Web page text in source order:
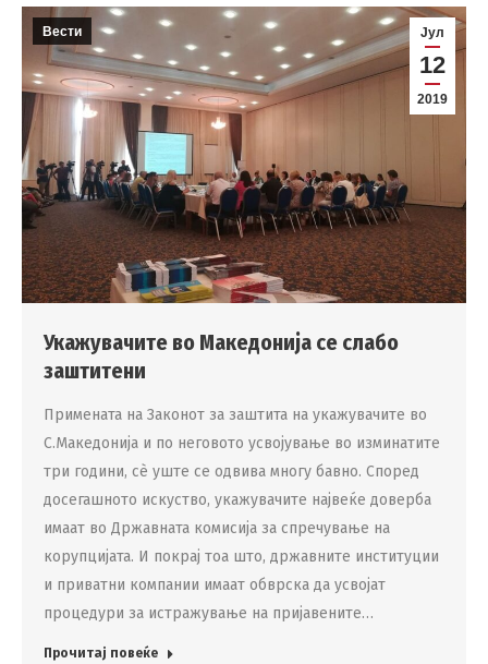
Јул
12
2019
Вести
Укажувачите во Македонија се слабо
заштитени
Примената на Законот за заштита на укажувачите во
С.Македонија и по неговото усвојување во изминатите
три години, сè уште се одвива многу бавно. Според
досегашното искуство, укажувачите највеќе доверба
имаат во Државната комисија за спречување на
корупцијата. И покрај тоа што, државните институции
и приватни компании имаат обврска да усвојат
процедури за истражување на пријавените…
Прочитај повеќе